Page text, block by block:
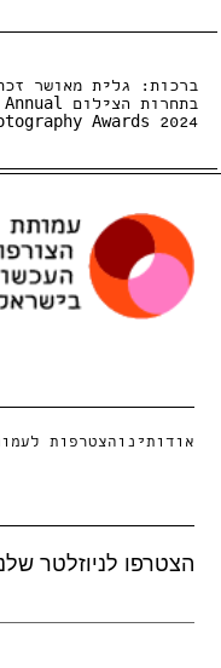
ברכות: גלית מאושר
בתחרות הצילום Annual
Awards 2024
אודותינוהצטרפות
הצטרפו לניוזלטר